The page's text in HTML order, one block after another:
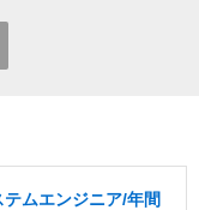
ムエンジニア/年間